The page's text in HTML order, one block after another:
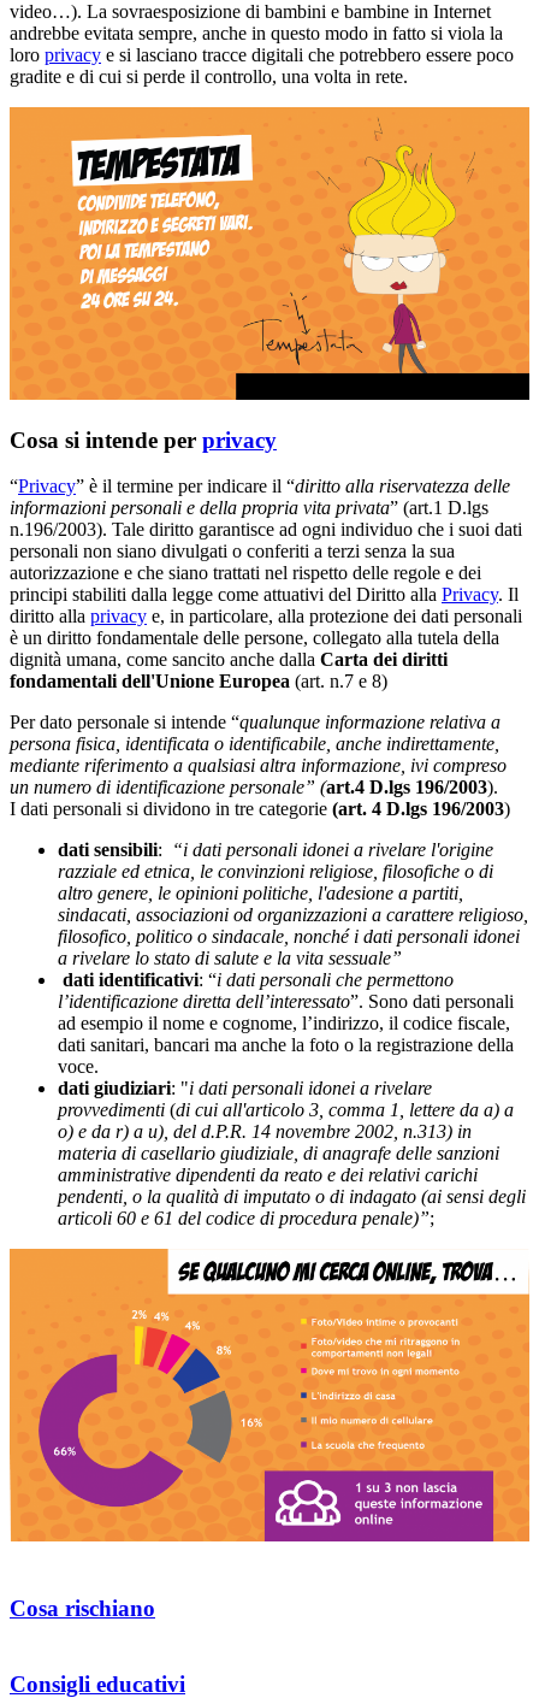
video…). La sovraesposizione di bambini e bambine in Internet
andrebbe evitata sempre, anche in questo modo in fatto si viola la
loro privacy e si lasciano tracce digitali che potrebbero essere poco
gradite e di cui si perde il controllo, una volta in rete.
Cosa si intende per privacy
“Privacy” è il termine per indicare il “diritto alla riservatezza delle
informazioni personali e della propria vita privata” (art.1 D.lgs
n.196/2003). Tale diritto garantisce ad ogni individuo che i suoi dati
personali non siano divulgati o conferiti a terzi senza la sua
autorizzazione e che siano trattati nel rispetto delle regole e dei
principi stabiliti dalla legge come attuativi del Diritto alla Privacy. Il
diritto alla privacy e, in particolare, alla protezione dei dati personali
è un diritto fondamentale delle persone, collegato alla tutela della
dignità umana, come sancito anche dalla Carta dei diritti
fondamentali dell'Unione Europea (art. n.7 e 8)
Per dato personale si intende “qualunque informazione relativa a
persona fisica, identificata o identificabile, anche indirettamente,
mediante riferimento a qualsiasi altra informazione, ivi compreso
un numero di identificazione personale” (art.4 D.lgs 196/2003).
I dati personali si dividono in tre categorie (art. 4 D.lgs 196/2003)
dati sensibili: “i dati personali idonei a rivelare l'origine
razziale ed etnica, le convinzioni religiose, filosofiche o di
altro genere, le opinioni politiche, l'adesione a partiti,
sindacati, associazioni od organizzazioni a carattere religioso,
filosofico, politico o sindacale, nonché i dati personali idonei
a rivelare lo stato di salute e la vita sessuale”
dati identificativi: “i dati personali che permettono
l’identificazione diretta dell’interessato”. Sono dati personali
ad esempio il nome e cognome, l’indirizzo, il codice fiscale,
dati sanitari, bancari ma anche la foto o la registrazione della
voce.
dati giudiziari: "i dati personali idonei a rivelare
provvedimenti (di cui all'articolo 3, comma 1, lettere da a) a
o) e da r) a u), del d.P.R. 14 novembre 2002, n.313) in
materia di casellario giudiziale, di anagrafe delle sanzioni
amministrative dipendenti da reato e dei relativi carichi
pendenti, o la qualità di imputato o di indagato (ai sensi degli
articoli 60 e 61 del codice di procedura penale)”;
Cosa rischiano
Consigli educativi